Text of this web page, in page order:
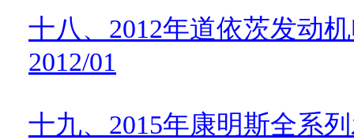
十八、 2012年道依茨发动
2012/01
十九、 2015年康明斯全系